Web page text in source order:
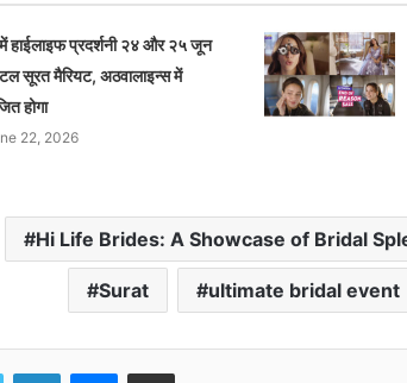
हाईलाइफ प्रदर्शनी २४ और २५ जून
सूरत मैरियट, अठवालाइन्स में
होगा
22, 2026
Hi Life Brides: A Showcase of Bridal
Surat ultimate bridal event
Twitter LinkedInMessenger
Share via Email
सूरत
और
में